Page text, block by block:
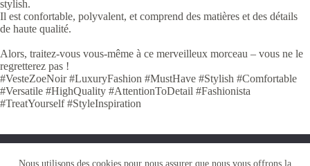
Nous utilisons des cookies pour nous assurer que nous vous offrons la
stylish.
Il est confortable, polyvalent, et comprend des matières et des détails
de haute qualité.
Alors, traitez-vous vous-même à ce merveilleux morceau – vous ne le
regretterez pas !
#VesteZoeNoir #LuxuryFashion #MustHave #Stylish #Comfortable
#Versatile #HighQuality #AttentionToDetail #Fashionista
#TreatYourself #StyleInspiration